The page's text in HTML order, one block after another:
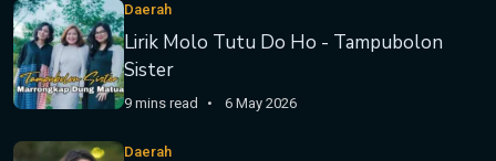
Daerah
Lirik Molo Tutu Do Ho - Tampubolon
Sister
9 mins read 6 May 2026
Daerah